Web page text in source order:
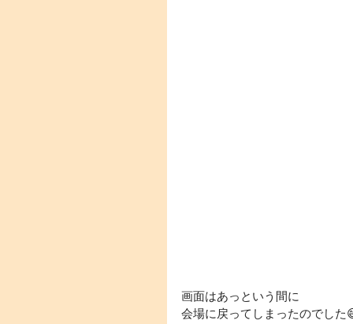
画面はあっという間に
会場に戻ってしまったのでした